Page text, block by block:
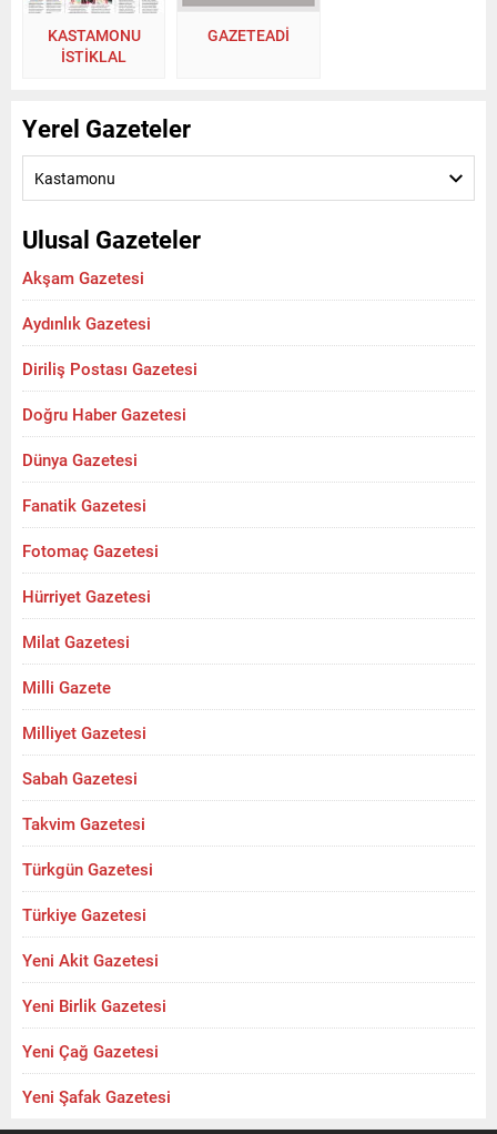
KASTAMONU
İSTİKLAL
GAZETEADI
Yerel Gazeteler
Kastamonu
Ulusal Gazeteler
Akşam Gazetesi
Aydınlık Gazetesi
Diriliş Postası Gazetesi
Doğru Haber Gazetesi
Dünya Gazetesi
Fanatik Gazetesi
Fotomaç Gazetesi
Hürriyet Gazetesi
Milat Gazetesi
Milli Gazete
Milliyet Gazetesi
Sabah Gazetesi
Takvim Gazetesi
Türkgün Gazetesi
Türkiye Gazetesi
Yeni Akit Gazetesi
Yeni Birlik Gazetesi
Yeni Çağ Gazetesi
Yeni Şafak Gazetesi